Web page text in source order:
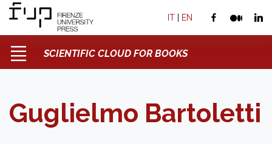
IT | EN
SCIENTIFIC CLOUD FOR BOOKS
Guglielmo Bartoletti